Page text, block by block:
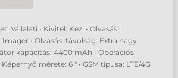
Vállalati • Kivitel: Kézi • Olvasási
• Olvasási távolság: Extra nagy
kapacitás: 4400 mAh • Operációs
Képernyő mérete: 6 " • GSM típusa: LTE/4G